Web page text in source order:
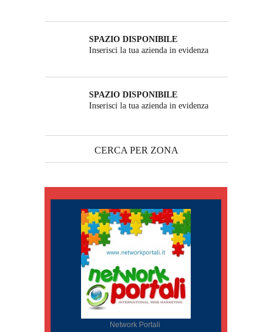
SPAZIO DISPONIBILE
Inserisci la tua azienda in evidenza
SPAZIO DISPONIBILE
Inserisci la tua azienda in evidenza
CERCA PER ZONA
Network Portali